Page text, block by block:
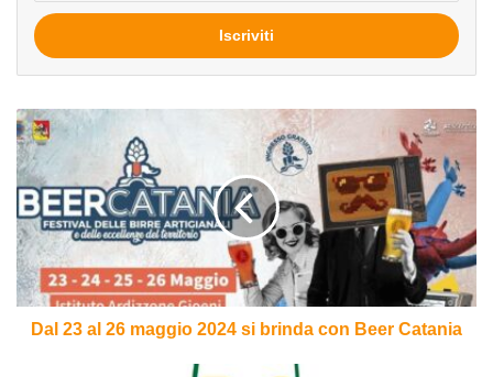
tua
mail
Dal
23
al
26
maggio
2024
si
brinda
con
BeerDal 23 al 26 maggio 2024 si brinda con Beer Catania